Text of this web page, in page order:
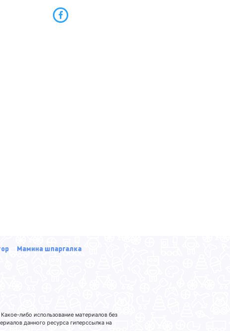
Мамина шпаргалка
либо использование материалов без
данного ресурса гиперссылка на